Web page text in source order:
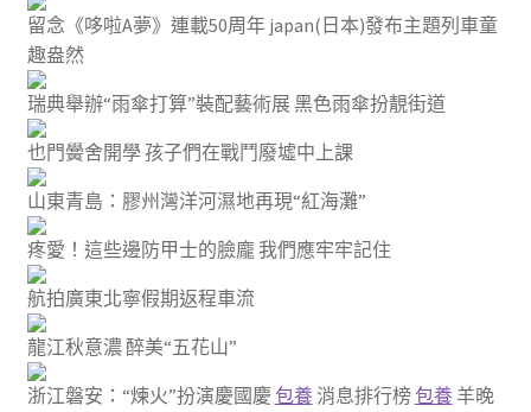
留念《哆啦A夢》連載50周年 japan(日本)發布主題列車童
趣盎然
瑞典舉辦“雨傘打算”裝配藝術展 黑色雨傘扮靚街道
也門黌舍開學 孩子們在戰鬥廢墟中上課
山東青島：膠州灣洋河濕地再現“紅海灘”
疼愛！這些邊防甲士的臉龐 我們應牢牢記住
航拍廣東北寧假期返程車流
龍江秋意濃 醉美“五花山”
浙江磐安：“煉火”扮演慶國慶包養消息排行榜 包養羊晚